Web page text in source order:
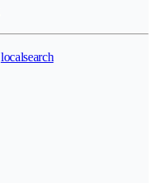
localsearch